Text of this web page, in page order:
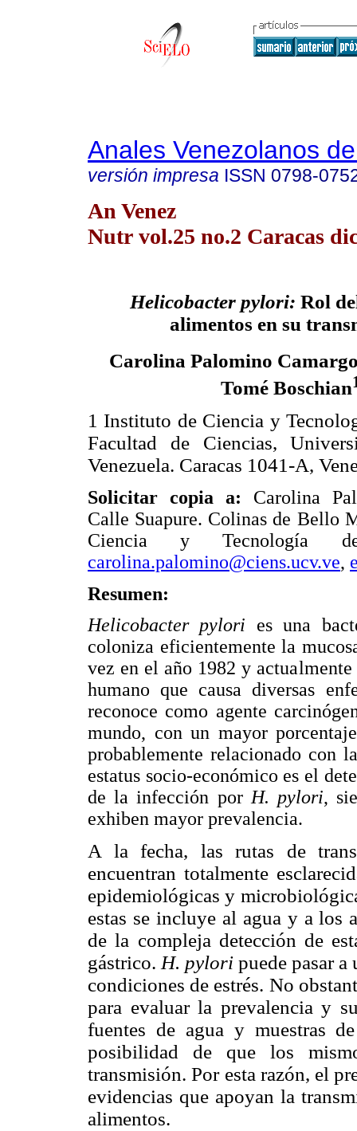
Anales Venezolanos
versión impresa ISSN 0798-
An Venez
Nutr vol.25 no.2 Caracas
Helicobacter pylori: Rol
alimentos en su
Carolina Palomino
Tomé Boschian
1 Instituto de Ciencia y
Facultad de Ciencias,
Venezuela. Caracas 1041-A,
Solicitar copia a: Carolina
Calle Suapure. Colinas de Bello
Ciencia y Tecnología de
carolina.palomino@ciens.ucv.ve,
Resumen:
Helicobacter pylori es una
coloniza eficientemente la
vez en el año 1982 y
humano que causa diversas
reconoce como agente
mundo, con un mayor
probablemente relacionado con
estatus socio-económico es el
de la infección porH. pylori,
exhiben mayor prevalencia.
A la fecha, las rutas de
encuentran totalmente
epidemiológicas y
estas se incluye al agua y a los
de la compleja detección de
gástrico.H. pylori puede pasar
condiciones de estrés. No
para evaluar la prevalencia y
fuentes de agua y muestras
posibilidad de que los
transmisión. Por esta razón, el
evidencias que apoyan la
alimentos.